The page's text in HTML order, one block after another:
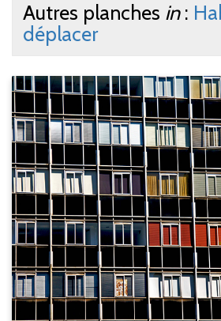
Autres planches in:
déplacer